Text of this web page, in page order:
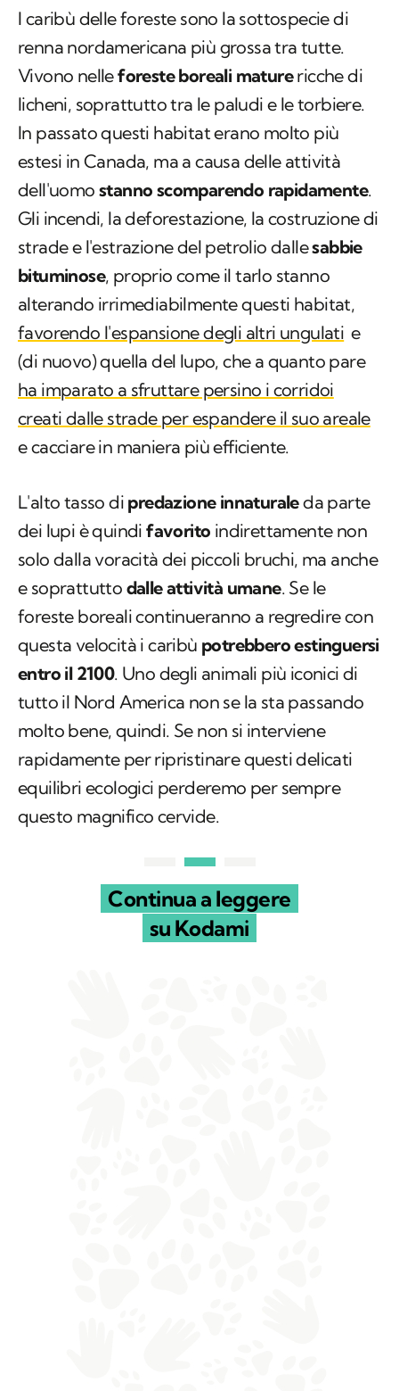
I caribù delle foreste sono la sottospecie di
renna nordamericana più grossa tra tutte.
Vivono nelleforeste boreali maturericche di
licheni, soprattutto tra le paludi e le torbiere.
In passato questi habitat erano molto più
estesi in Canada, ma a causa delle attività
dell'uomostanno scomparendo rapidamente.
Gli incendi, la deforestazione, la costruzione di
strade e l'estrazione del petrolio dallesabbie
bituminose, proprio come il tarlo stanno
alterando irrimediabilmente questi habitat,
favorendo l'espansione degli altri ungulati e
(di nuovo) quella del lupo, che a quanto pare
ha imparato a sfruttare persino i corridoi
creati dalle strade per espandere il suo areale
e cacciare in maniera più efficiente.
L'alto tasso di predazione innaturaleda parte
dei lupi è quindifavorito indirettamente non
solo dalla voracità dei piccoli bruchi, ma anche
e soprattutto dalle attività umane. Se le
foreste boreali continueranno a regredire con
questa velocità i caribù potrebbero estinguersi
entro il 2100. Uno degli animali più iconici di
tutto il Nord America non se la sta passando
molto bene, quindi. Se non si interviene
rapidamente per ripristinare questi delicati
equilibri ecologici perderemo per sempre
questo magnifico cervide.
Continua a leggere
su Kodami